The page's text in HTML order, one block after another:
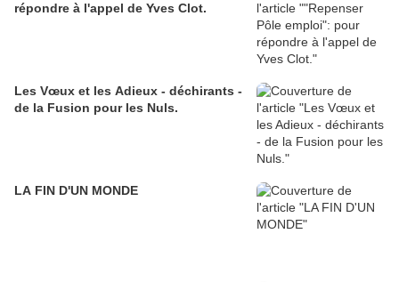
répondre à l'appel de Yves Clot.
Les Vœux et les Adieux - déchirants -
de la Fusion pour les Nuls.
LA FIN D'UN MONDE